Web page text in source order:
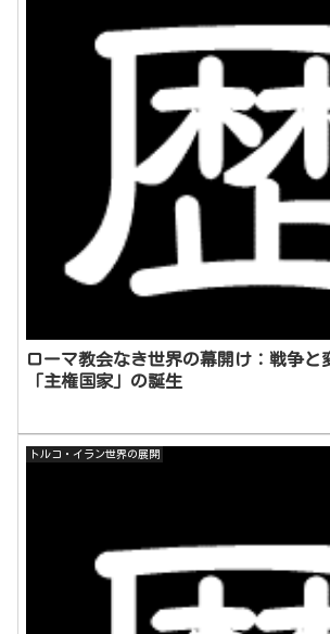
ローマ教会なき世界の幕開け：戦争と
「主権国家」の誕生
トルコ・イラン世界の展開